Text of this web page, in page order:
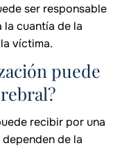
ser responsable
cuantía de la
víctima.
puede
recibir por una
de la